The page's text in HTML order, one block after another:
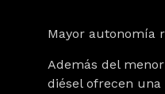
Mayor autonomía
Además del
diésel ofrecen una